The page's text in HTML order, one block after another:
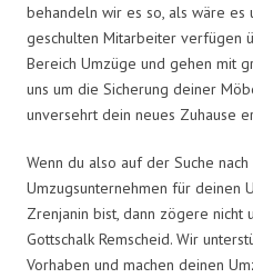
behandeln wir es so, als wäre es
geschulten Mitarbeiter verfügen
Bereich Umzüge und gehen mit
uns um die Sicherung deiner
unversehrt dein neues Zuhause
Wenn du also auf der Suche
Umzugsunternehmen für deinen
Zrenjanin bist, dann zögere nicht
Gottschalk Remscheid. Wir
Vorhaben und machen deinen